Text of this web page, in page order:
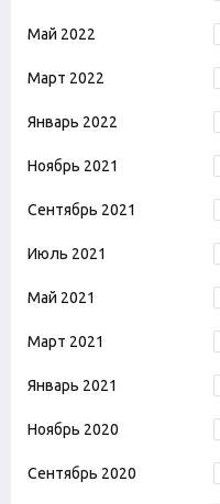
Май 2022
Март 2022
Январь 2022
Ноябрь 2021
Сентябрь 2021
Июль 2021
Май 2021
Март 2021
Январь 2021
Ноябрь 2020
Сентябрь 2020